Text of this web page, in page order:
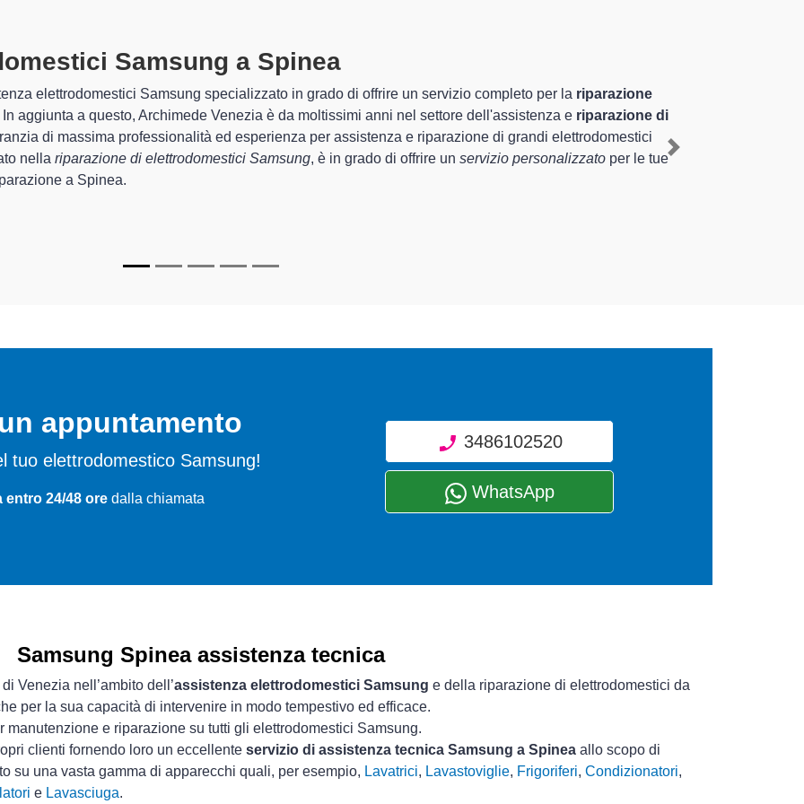
Samsung A Spinea
Venezia sono in grado di garantire al cliente esperienza pluriennale nel territorio di Spinea e provincia per
e lariparazione del tuo elettrodomestico Samsung a Spinea, mediante il ripristino rapido del corretto
di Archimede Venezia sono in grado di fornire interventi di diverse tipologie sugli elettrodomestici da
funzionanti e durare a lungo nel tempo.
Next
appuntamento
tuo elettrodomestico Samsung!
entro 24/48 oredalla chiamata
3486102520
WhatsApp
Samsung Spinea assistenza tecnica
Venezia nell’ambito dell’assistenza elettrodomestici Samsung e della riparazione di elettrodomestici da
per la sua capacità di intervenire in modo tempestivo ed efficace.
manutenzione e riparazione su tutti gli elettrodomestici Samsung.
clienti fornendo loro un eccellente servizio di assistenza tecnica Samsung a Spinea allo scopo di
su una vasta gamma di apparecchi quali, per esempio, Lavatrici, Lavastoviglie, Frigoriferi, Condizionatori,
e Lavasciuga.